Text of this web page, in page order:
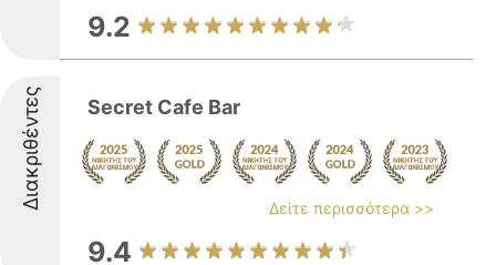
9.2
Διακριθέντες Secret Cafe Bar
Δείτε περισσότερα >>
9.4